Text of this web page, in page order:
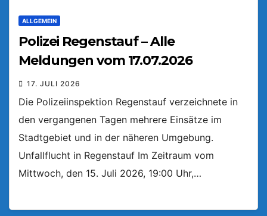
ALLGEMEIN
Polizei Regenstauf – Alle
Meldungen vom 17.07.2026
17. JULI 2026
Die Polizeiinspektion Regenstauf verzeichnete in
den vergangenen Tagen mehrere Einsätze im
Stadtgebiet und in der näheren Umgebung.
Unfallflucht in Regenstauf Im Zeitraum vom
Mittwoch, den 15. Juli 2026, 19:00 Uhr,…